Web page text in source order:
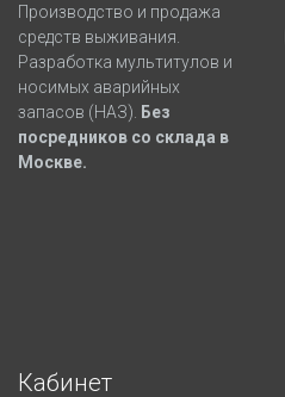
Производство и продажа
средств выживания.
Разработка мультитулов и
носимых аварийных
запасов (НАЗ).
Без
посредников со склада в
Москве.
Кабинет